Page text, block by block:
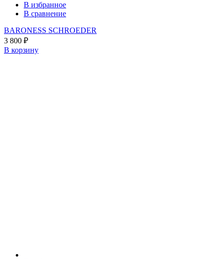
В избранное
В сравнение
BARONESS SCHROEDER
3 800 ₽
В корзину